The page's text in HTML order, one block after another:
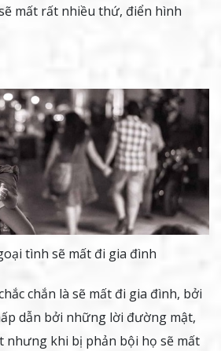
mất rất nhiều thứ, điển hình
tình sẽ mất đi gia đình
chắn là sẽ mất đi gia đình, bởi
dẫn bởi những lời đường mật,
khi bị phản bội họ sẽ mất